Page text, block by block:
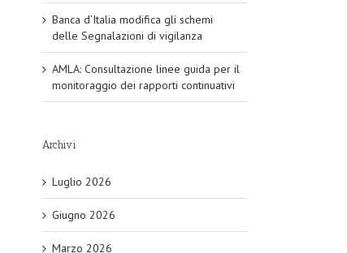
Banca d’Italia modifica gli schemi
delle Segnalazioni di vigilanza
AMLA: Consultazione linee guida per il
monitoraggio dei rapporti continuativi
Archivi
Luglio 2026
Giugno 2026
Marzo 2026